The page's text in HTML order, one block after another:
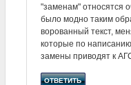
"заменам" относятся
было модно таким
ворованный текст,
которые по написанию
замены приводят к
ОТВЕТИТЬ